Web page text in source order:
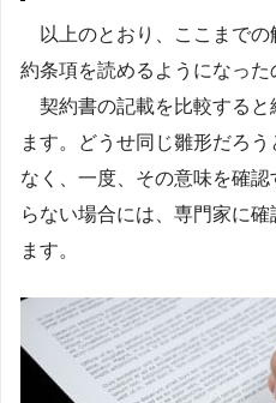
以上のとおり、ここまでの
約条項を読めるようになった
契約書の記載を比較すると
ます。どうせ同じ雛形だろ
なく、一度、その意味を確
らない場合には、専門家に
ます。